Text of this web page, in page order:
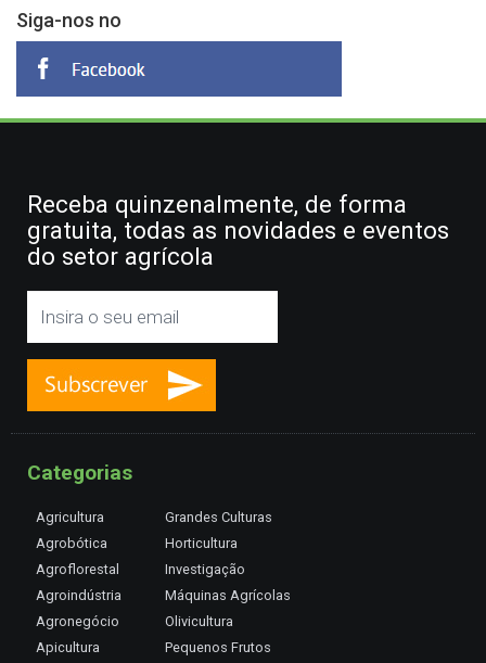
Siga-nos no
Receba quinzenalmente, de forma
gratuita, todas as novidades e eventos
do setor agrícola
Categorias
Agricultura
Agrobótica
Agroflorestal
Agroindústria
Agronegócio
Apicultura
Grandes Culturas
Horticultura
Investigação
Máquinas Agrícolas
Olivicultura
Pequenos Frutos